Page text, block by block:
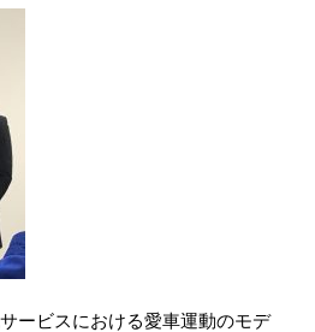
ービスにおける愛車運動のモデ